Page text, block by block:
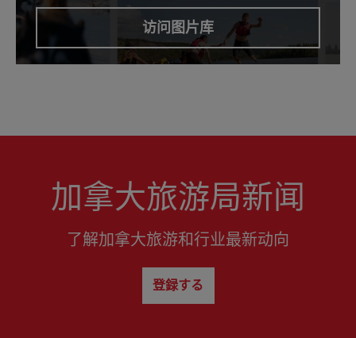
访问图片库
加拿大旅游局新闻
了解加拿大旅游和行业最新动向
登録する